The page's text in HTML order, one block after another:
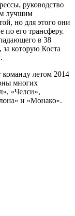
руководство
лучшим
но для этого они
по его трансферу.
в 38
которую Коста
летом 2014
многих
«Челси»,
и «Монако».